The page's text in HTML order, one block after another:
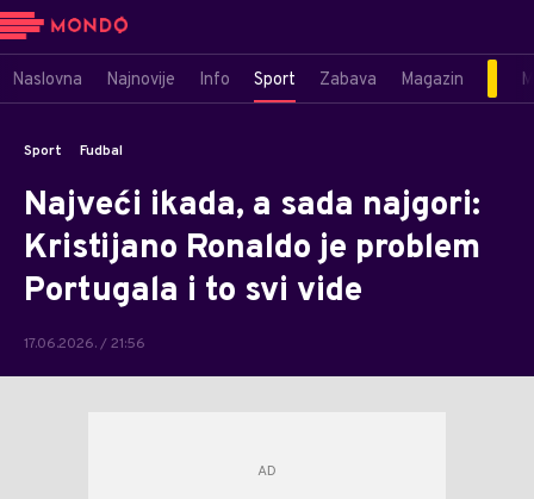
Naslovna Najnovije Info Sport Zabava Magazin
Sport Fudbal
Najveći ikada, a sada najgori:
Kristijano Ronaldo je problem
Portugala i to svi vide
17.06.2026. / 21:56